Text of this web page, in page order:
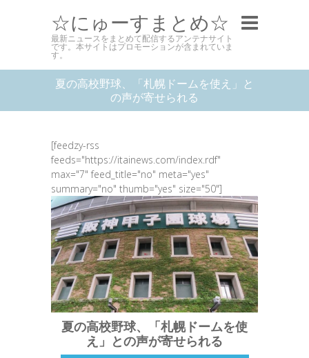
☆にゅーすまとめ☆
最新ニュースをまとめて配信するアンテナサイト
です。本サイトはプロモーションが含まれていま
す。
夏の高校野球、「札幌ドームを使え」と
の声が寄せられる
[feedzy-rss
feeds="https://itainews.com/index.rdf"
max="7" feed_title="no" meta="yes"
summary="no" thumb="yes" size="50"]
夏の高校野球、「札幌ドームを使
え」との声が寄せられる